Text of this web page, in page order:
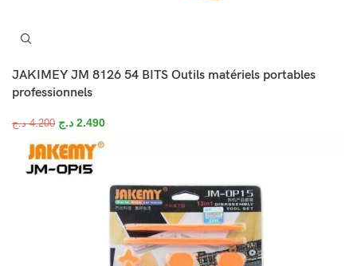
JAKIMEY JM 8126 54 BITS Outils matériels portables
professionnels
4.200 د.ج 2.490 د.ج